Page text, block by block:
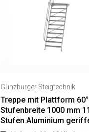
Günzburger Steigtechnik
Treppe mit Plattform 60°
Stufenbreite 1000 mm 11
Stufen Aluminium